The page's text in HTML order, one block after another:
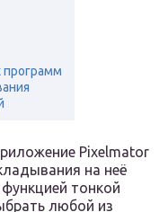
программ
Pixelmator
на неё
тонкой
любой из